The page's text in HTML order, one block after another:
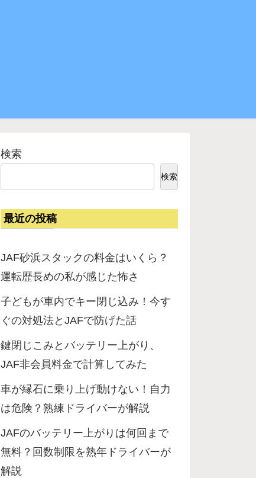
検索
検索
最近の投稿
JAF砂浜スタックの料金はいくら？
運転歴長めの私が感じた怖さ
子どもが車内でキー閉じ込み！今す
ぐの対処法とJAFで防げた話
鍵閉じこみとバッテリー上がり、
JAF非会員料金で計算してみた
車が縁石に乗り上げ動けない！自力
は危険？熟練ドライバーが解説
JAFのバッテリー上がりは何回まで
無料？回数制限を熟年ドライバーが
解説